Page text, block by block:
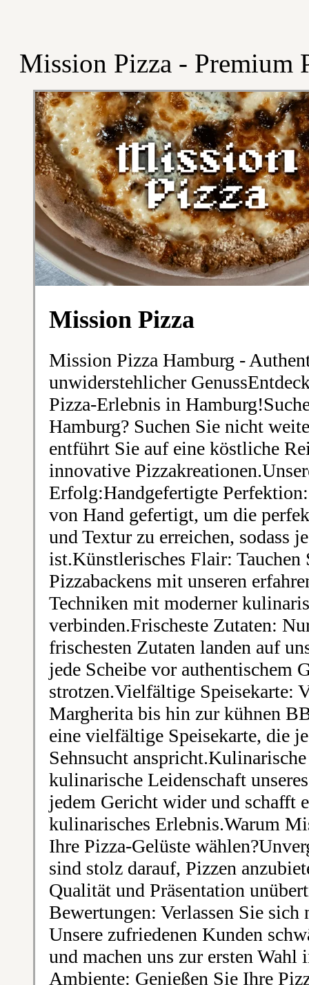
Mission Pizza - Premium
Mission Pizza
Mission Pizza Hamburg -
unwiderstehlicher
Pizza-Erlebnis in
Hamburg? Suchen Sie nicht
entführt Sie auf eine köstliche
innovative
Erfolg:Handgefertigte
von Hand gefertigt, um die
und Textur zu erreichen, sodass
ist.Künstlerisches Flair:
Pizzabackens mit unseren
Techniken mit moderner
verbinden.Frischeste Zutaten:
frischesten Zutaten landen auf
jede Scheibe vor authentischem
strotzen.Vielfältige Speisekarte:
Margherita bis hin zur kühnen
eine vielfältige Speisekarte, die
Sehnsucht
kulinarische Leidenschaft
jedem Gericht wider und schafft
kulinarisches Erlebnis.Warum
Ihre Pizza-Gelüste
sind stolz darauf, Pizzen
Qualität und Präsentation
Bewertungen: Verlassen Sie
Unsere zufriedenen Kunden
und machen uns zur ersten
Ambiente: Genießen Sie Ihre